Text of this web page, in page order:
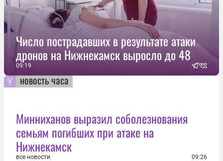
Число пострадавших в результате атаки
дронов на Нижнекамск выросло до 48
09:19
новость часа
Минниханов выразил соболезнования
семьям погибших при атаке на
Нижнекамск
все новости 09:26